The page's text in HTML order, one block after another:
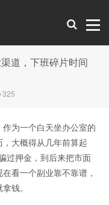
道，下班碎片时间
325
为一个白天坐办公室的
大概得从几年前算起
过押金，到后来把市面
看一个副业靠不靠谱，
钱。